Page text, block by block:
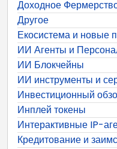
Доходное
Другое
Екосистема и новые
ИИ Агенты и
ИИ Блокчейны
ИИ инструменты и
Инвестиционный
Инплей токены
Интерактивные IP-
Кредитование и